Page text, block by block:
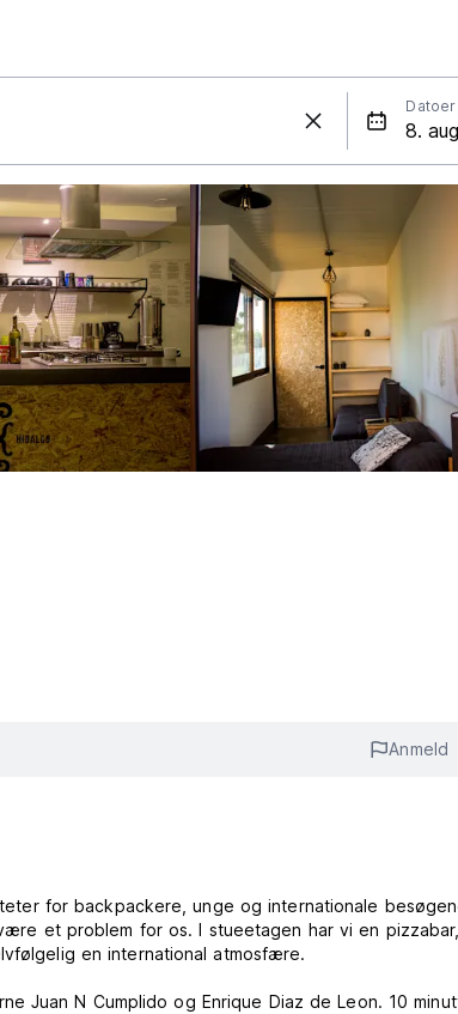
Datoer
Anmeld
for backpackere, unge og internationale
et problem for os. I stueetagen har vi en
en international atmosfære.
Juan N Cumplido og Enrique Diaz de Leon. 10